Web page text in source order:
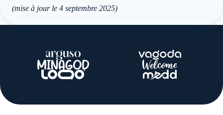
(mise à jour le 4 septembre 2025)